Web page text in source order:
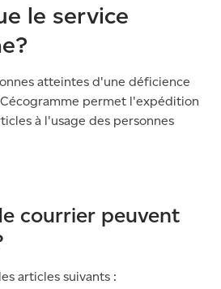
d’emballage
le service
atteintes d'une déficience
permet l'expédition
à l'usage des personnes
courrier peuvent
articles suivants :